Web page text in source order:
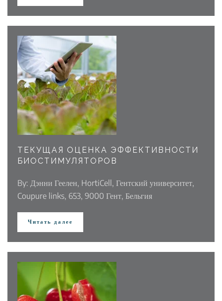
ТЕКУЩАЯ ОЦЕНКА ЭФФЕКТИВНОСТИ
БИОСТИМУЛЯТОРОВ
By: Дэнни Геелен, HortiCell, Гентский университет,
Coupure links, 653, 9000 Гент, Бельгия
Читать далее